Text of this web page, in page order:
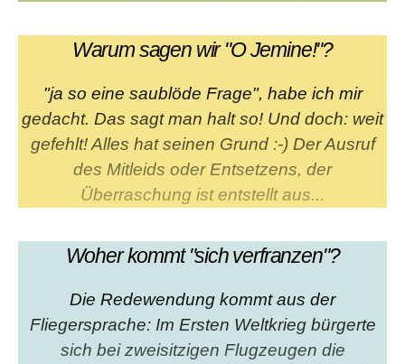
Warum sagen wir "O Jemine!"?
"ja so eine saublöde Frage", habe ich mir
gedacht. Das sagt man halt so! Und doch: weit
gefehlt! Alles hat seinen Grund :-) Der Ausruf
des Mitleids oder Entsetzens, der
Überraschung ist entstellt aus...
Woher kommt "sich verfranzen"?
Die Redewendung kommt aus der
Fliegersprache: Im Ersten Weltkrieg bürgerte
sich bei zweisitzigen Flugzeugen die